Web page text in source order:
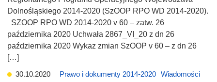
Dolnośląskiego 2014-2020 (SzOOP RPO WD 2014-2020).
SZOOP RPO WD 2014-2020 v 60 – zatw. 26
października 2020 Uchwała 2867_VI_20 z dn 26
października 2020 Wykaz zmian SzOOP v 60 – z dn 26
[…]
30.10.2020
Prawo i dokumenty 2014-2020 Wiadomości